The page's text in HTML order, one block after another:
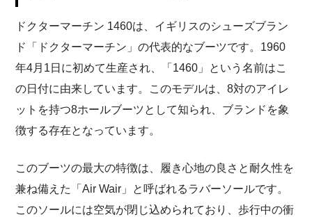
ドクターマーチン 1460は、イギリスのシューズブラン
ド「ドクターマーチン」の代表的なブーツです。1960
年4月1日に初めて生産され、「1460」という名前はこ
の日付に由来しています。このモデルは、8対のアイレ
ットを持つ8ホールブーツとして知られ、ブランドを象
徴する存在となっています。
このブーツの最大の特徴は、履き心地の良さと耐久性を
兼ね備えた「Air Wair」と呼ばれるラバーソールです。
このソールには空気が閉じ込められており、歩行中の衝